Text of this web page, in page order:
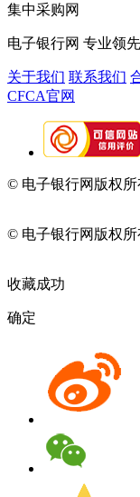
集中采购网
电子银行网 专业领
关于我们 联系我们
CFCA官网
© 电子银行网版权所
© 电子银行网版权所
收藏成功
确定